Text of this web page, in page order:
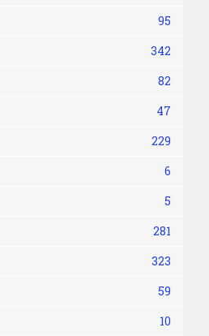
95
342
82
47
229
6
5
281
323
59
10